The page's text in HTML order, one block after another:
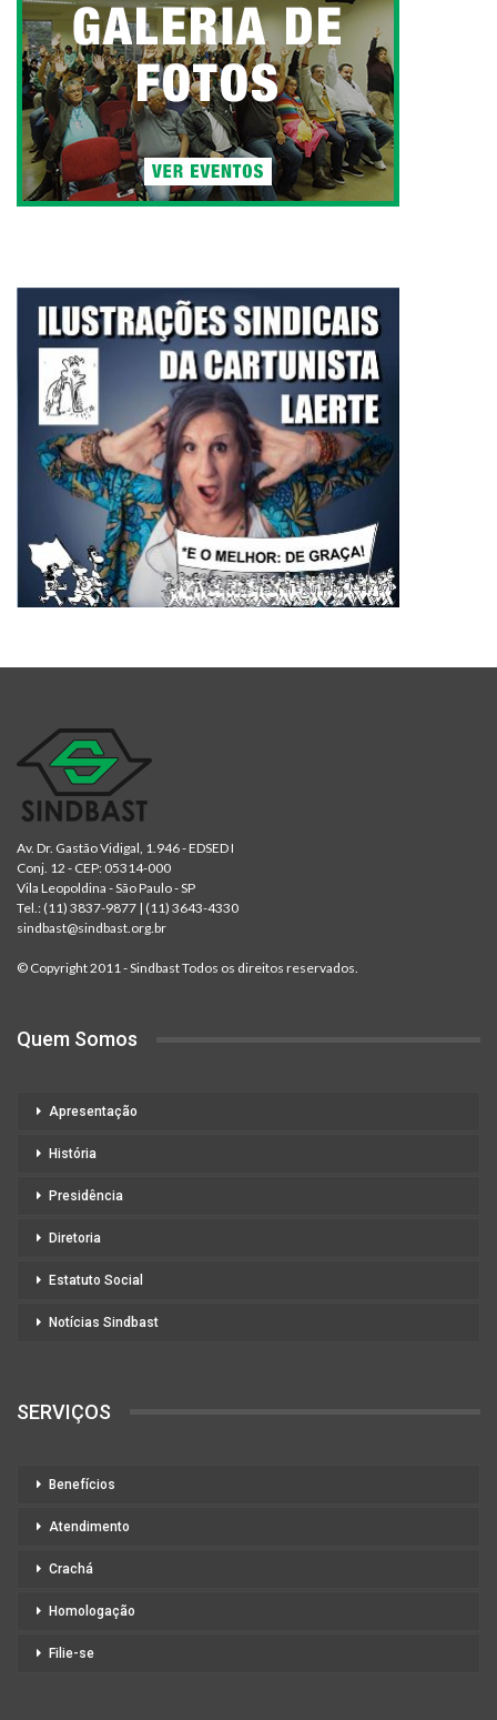
Av. Dr. Gastão Vidigal, 1.946 - EDSED I
Conj. 12 - CEP: 05314-000
Vila Leopoldina - São Paulo - SP
Tel.: (11) 3837-9877 | (11) 3643-4330
sindbast@sindbast.org.br
© Copyright 2011 - Sindbast Todos os direitos reservados.
Quem Somos
Apresentação
História
Presidência
Diretoria
Estatuto Social
Notícias Sindbast
SERVIÇOS
Benefícios
Atendimento
Crachá
Homologação
Filie-se